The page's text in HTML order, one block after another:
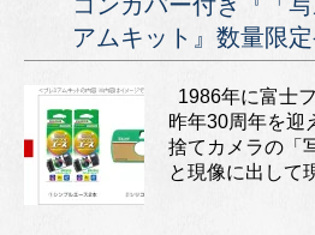
アムキット』数量限定
1986年に富士
昨年30周年を迎
捨てカメラの「
と現像に出して